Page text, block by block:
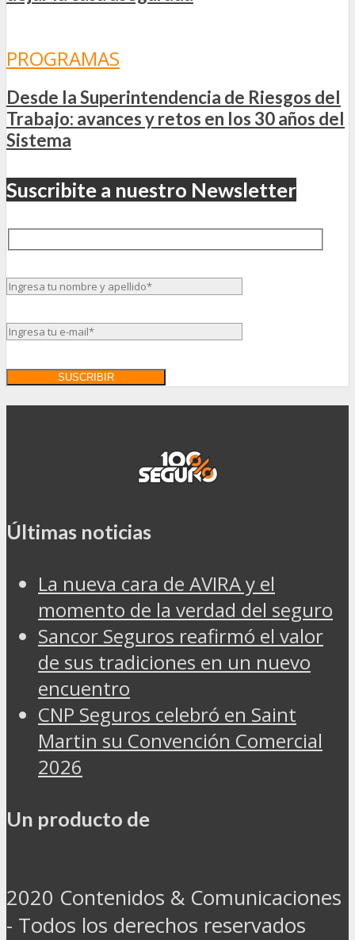
PROGRAMAS
Desde la Superintendencia de Riesgos del
Trabajo: avances y retos en los 30 años del
Sistema
Suscribite a nuestro Newsletter
Últimas noticias
La nueva cara de AVIRA y el
momento de la verdad del seguro
Sancor Seguros reafirmó el valor
de sus tradiciones en un nuevo
encuentro
CNP Seguros celebró en Saint
Martin su Convención Comercial
2026
Un producto de
2020 Contenidos & Comunicaciones
- Todos los derechos reservados